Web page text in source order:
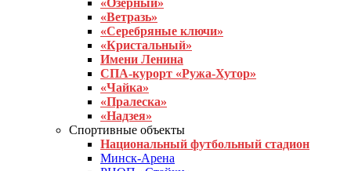
«Озёрный»
«Ветразь»
«Серебряные ключи»
«Кристальный»
Имени Ленина
СПА-курорт «Ружа-Хутор»
«Чайка»
«Пралеска»
«Надзея»
Спортивные объекты
Национальный футбольный стадион
Минск-Арена